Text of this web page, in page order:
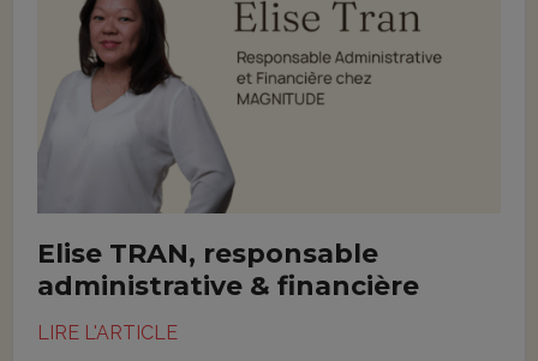
Elise TRAN, responsable
administrative & financière
LIRE L'ARTICLE